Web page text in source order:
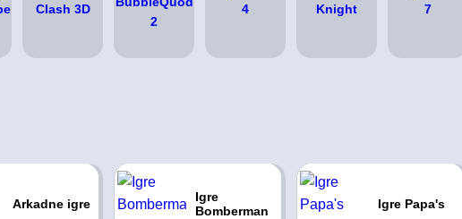
Arkadne igre
Igre
Bomberman
Igre Papa's